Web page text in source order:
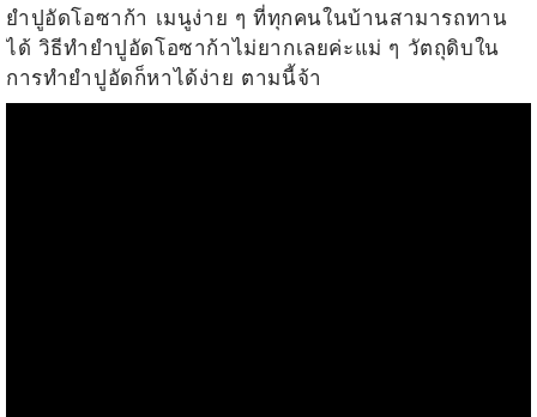
ยำปูอัดโอซาก้า เมนูง่าย ๆ ที่ทุกคนในบ้านสามารถทาน
ได้ วิธีทำยำปูอัดโอซาก้าไม่ยากเลยค่ะแม่ ๆ วัตถุดิบใน
การทำยำปูอัดก็หาได้ง่าย ตามนี้จ้า